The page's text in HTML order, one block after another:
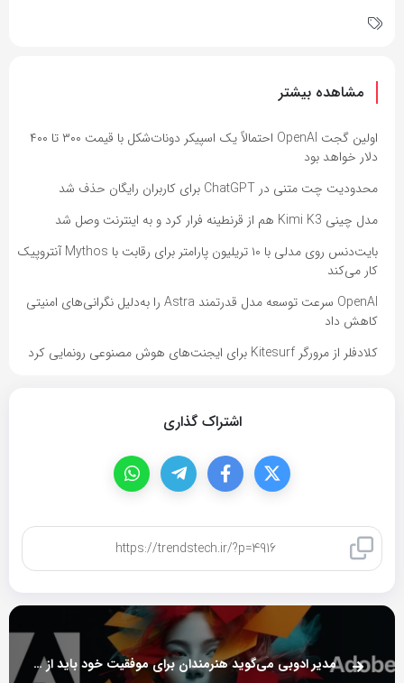
مشاهده بیشتر
اولین گجت OpenAI احتمالاً یک اسپیکر دونات‌شکل با قیمت ۳۰۰ تا ۴۰۰
دلار خواهد بود
محدودیت چت متنی در ChatGPT برای کاربران رایگان حذف شد
مدل چینی Kimi K3 هم از قرنطینه فرار کرد و به اینترنت وصل شد
بایت‌دنس روی مدلی با ۱۰ تریلیون پارامتر برای رقابت با Mythos آنتروپیک
کار می‌کند
OpenAI سرعت توسعه مدل قدرتمند Astra را به‌دلیل نگرانی‌های امنیتی
کاهش داد
کلادفلر از مرورگر Kitesurf برای ایجنت‌های هوش مصنوعی رونمایی کرد
اشتراک گذاری
مدیر ادوبی می‌گوید هنرمندان برای موفقیت خود باید از هوش مصنوعی مولد استقبال کنند